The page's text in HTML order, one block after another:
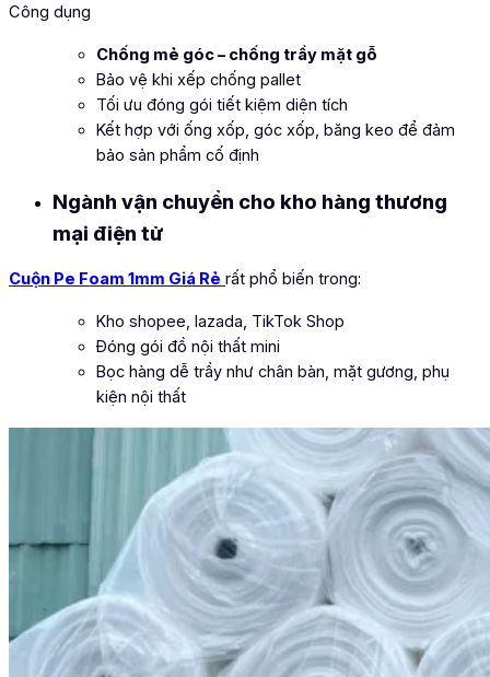
Công dụng
Chống mẻ góc – chống trầy mặt gỗ
Bảo vệ khi xếp chống pallet
Tối ưu đóng gói tiết kiệm diện tích
Kết hợp với ống xốp, góc xốp, băng keo để đảm
bảo sản phẩm cố định
Ngành vận chuyển cho kho hàng thương
mại điện tử
Cuộn Pe Foam 1mm Giá Rẻ rất phổ biến trong:
Kho shopee, lazada, TikTok Shop
Đóng gói đồ nội thất mini
Bọc hàng dễ trầy như chân bàn, mặt gương, phụ
kiện nội thất